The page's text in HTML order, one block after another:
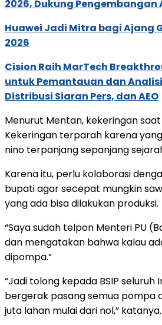
2026, Dukung Pengembangan
Huawei Jadi Mitra bagi Ajang
2026
Cision Raih MarTech
untuk Pemantauan dan
Distribusi Siaran Pers, dan AEO
Menurut Mentan, kekeringan
Kekeringan terparah karena
nino terpanjang sepanjang
Karena itu, perlu kolaborasi
bupati agar secepat mungkin
yang ada bisa dilakukan produksi.
“Saya sudah telpon Menteri PU
dan mengatakan bahwa kalau
dipompa.”
“Jadi tolong kepada BSIP seluruh
bergerak pasang semua pompa
juta lahan mulai dari nol,” katanya.